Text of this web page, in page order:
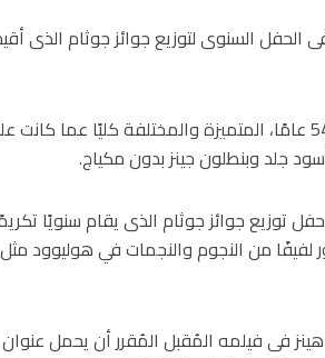
الحفل السنوى لتوزيع جوائز جوثام الذى
وركزت صحيفة “الديلى ميل” البريطانية على إطلالة “مور”، 54 عامًا، المتميزة والمختلفة كليًا
جلد وبنطلون جينز بدون مكياج.
توزيع جوائز جوثام الذى يقام سنويًا
والذى انطلق منذ عام 1991، حيث حضور لفيفًا من النجوم والنجمات في
فى فيلمه المُقبل المُقرر أن يحمل عنوان